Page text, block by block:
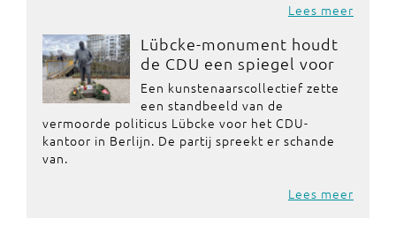
Lees meer
Lübcke-monument houdt
de CDU een spiegel voor
Een kunstenaarscollectief zette
een standbeeld van de
vermoorde politicus Lübcke voor het CDU-
kantoor in Berlijn. De partij spreekt er schande
van.
Lees meer